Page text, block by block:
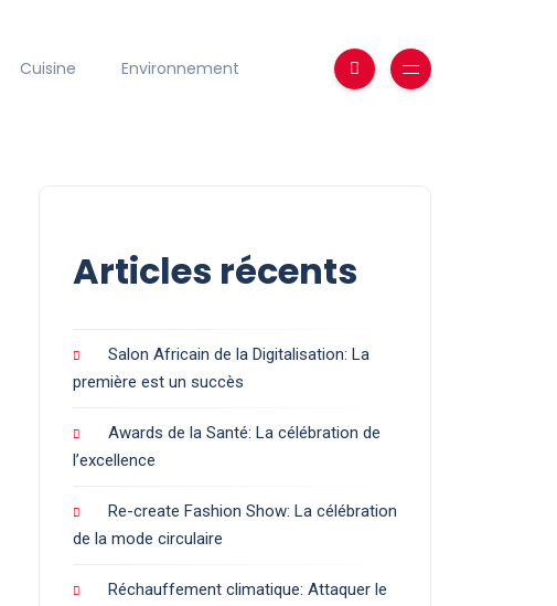
Cuisine Environnement
Articles récents
Salon Africain de la Digitalisation: La
première est un succès
Awards de la Santé: La célébration de
l’excellence
Re-create Fashion Show: La célébration
de la mode circulaire
Réchauffement climatique: Attaquer le